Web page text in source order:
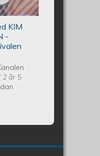
-
KIM
-
2 år 5